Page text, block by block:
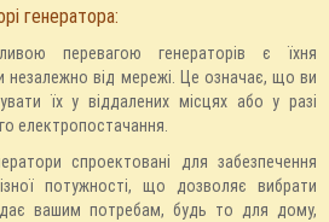
генератора:
перевагою генераторів є їхня
незалежно від мережі. Це означає, що ви
їх у віддалених місцях або у разі
електропостачання.
спроектовані для забезпечення
потужності, що дозволяє вибрати
вашим потребам, будь то для дому,